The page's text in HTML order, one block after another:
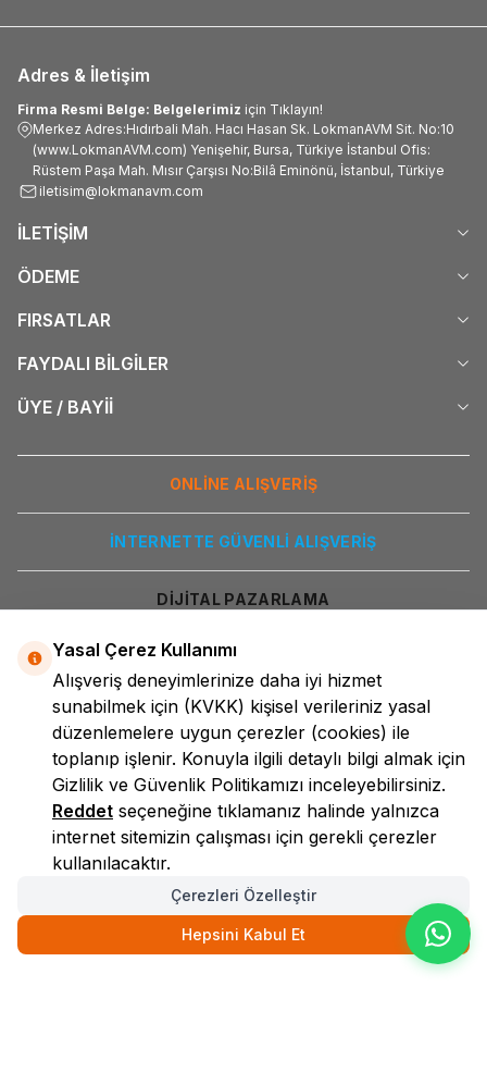
Adres & İletişim
Firma Resmi Belge: Belgelerimiz için Tıklayın!
Merkez Adres:Hıdırbali Mah. Hacı Hasan Sk. LokmanAVM Sit. No:10
(www.LokmanAVM.com) Yenişehir, Bursa, Türkiye İstanbul Ofis:
Rüstem Paşa Mah. Mısır Çarşısı No:Bilâ Eminönü, İstanbul, Türkiye
iletisim@lokmanavm.com
İLETİŞİM
ÖDEME
FIRSATLAR
FAYDALI BİLGİLER
ÜYE / BAYİİ
ONLİNE ALIŞVERİŞ
İNTERNETTE GÜVENLİ ALIŞVERİŞ
DİJİTAL PAZARLAMA
LokmanAVM
Yasal Çerez Kullanımı
Alışveriş deneyimlerinize daha iyi hizmet
sunabilmek için (KVKK) kişisel verileriniz yasal
düzenlemelere uygun çerezler (cookies) ile
toplanıp işlenir. Konuyla ilgili detaylı bilgi almak için
Gizlilik ve Güvenlik Politikamızı inceleyebilirsiniz.
Reddet seçeneğine tıklamanız halinde yalnızca
internet sitemizin çalışması için gerekli çerezler
kullanılacaktır.
Çerezleri Özelleştir
Hepsini Kabul Et